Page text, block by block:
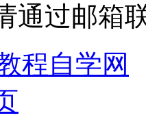
通过邮箱
程自学网